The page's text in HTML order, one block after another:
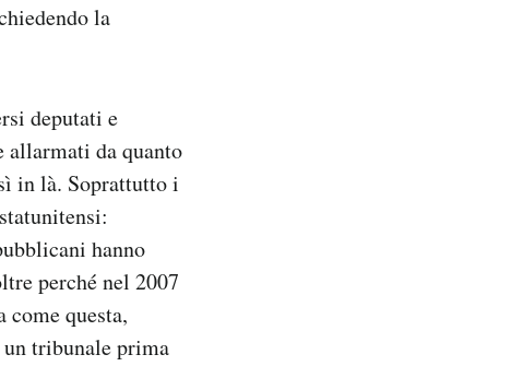
la
deputati e
allarmati da quanto
in là. Soprattutto i
hanno
perché nel 2007
come questa,
un tribunale prima